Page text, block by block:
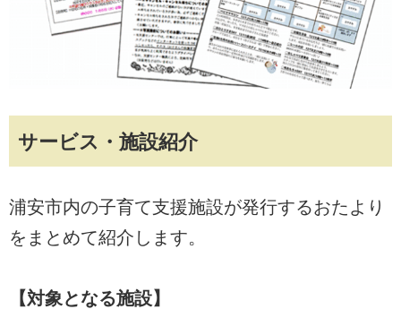
サービス・施設紹介
浦安市内の子育て支援施設が発行するおたより
をまとめて紹介します。
【対象となる施設】